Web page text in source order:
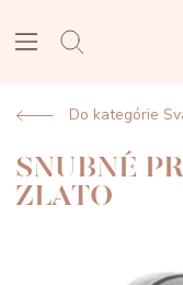
Do kategórie
SNUBNÉ
ZLATO